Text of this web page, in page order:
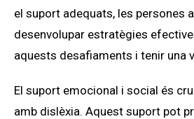
el suport adequats, les persones
desenvolupar estratègies
aquests desafiaments i tenir una
El suport emocional i social és
amb dislèxia. Aquest suport pot